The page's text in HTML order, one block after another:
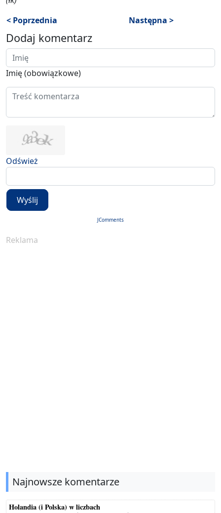
< Poprzednia
Następna >
Dodaj komentarz
Imię (obowiązkowe)
Odśwież
Wyślij
JComments
Reklama
Najnowsze komentarze
Holandia (i Polska) w liczbach